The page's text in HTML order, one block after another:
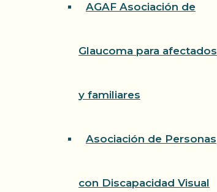
AGAF Asociación de
Glaucoma para afectados
y familiares
Asociación de Personas
con Discapacidad Visual